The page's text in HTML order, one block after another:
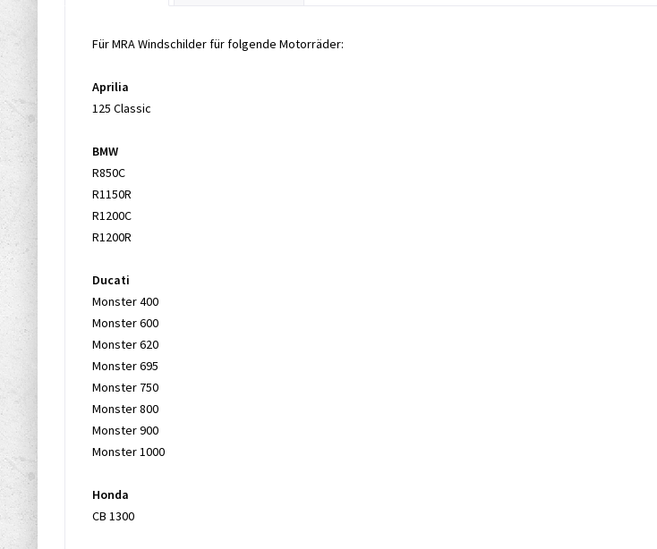
Für MRA Windschilder für folgende Motorräder:
Aprilia
125 Classic
BMW
R850C
R1150R
R1200C
R1200R
Ducati
Monster 400
Monster 600
Monster 620
Monster 695
Monster 750
Monster 800
Monster 900
Monster 1000
Honda
CB 1300